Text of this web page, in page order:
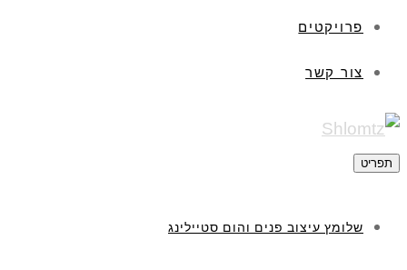
פרויקטים
צור קשר
תפריט
שלומץ עיצוב פנים והום סטיילינג